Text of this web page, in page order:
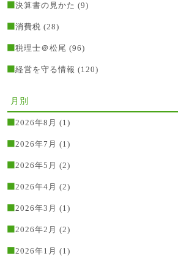
決算書の見かた (9)
消費税 (28)
税理士＠松尾 (96)
経営を守る情報 (120)
月別
2026年8月 (1)
2026年7月 (1)
2026年5月 (2)
2026年4月 (2)
2026年3月 (1)
2026年2月 (2)
2026年1月 (1)